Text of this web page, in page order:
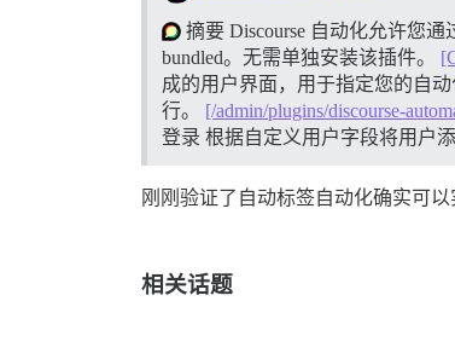
摘要 Discourse 自动化允许您
bundled。无需单独安装该插件。
成的用户界面，用于指定您的自动
行。 [/admin/plugins/discourse-
登录 根据自定义用户字段将用户
刚刚验证了自动标签自动化确实可以
相关话题